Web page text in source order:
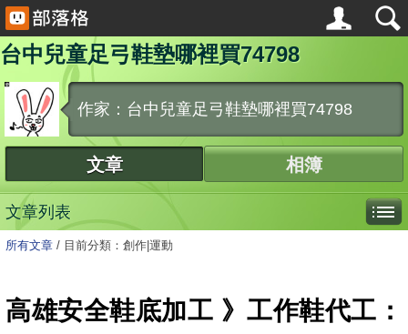
台中兒童足弓鞋墊哪裡買74798
作家：台中兒童足弓鞋墊哪裡買74798
文章 相簿
文章列表
所有文章 / 目前分類：創作|運動
高雄安全鞋底加工 》工作鞋代工：